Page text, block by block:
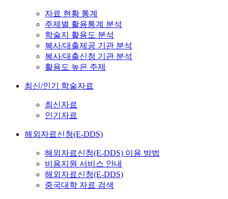
자료 현황 통계
주제별 활용통계 분석
학술지 활용도 분석
복사/대출제공 기관 분석
복사/대출신청 기관 분석
활용도 높은 주제
최신/인기 학술자료
최신자료
인기자료
해외자료신청(E-DDS)
해외자료신청(E-DDS) 이용 방법
비용지원 서비스 안내
해외자료신청(E-DDS)
중국대학 자료 검색